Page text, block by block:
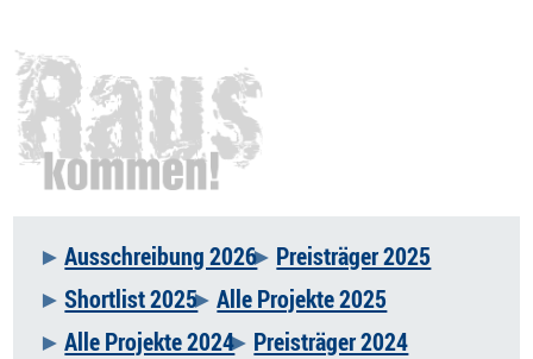
Navigation
überspringen
Ausschreibung 2026
Preisträger 2025
Shortlist 2025 Alle Projekte 2025
Alle Projekte 2024
Preisträger 2024